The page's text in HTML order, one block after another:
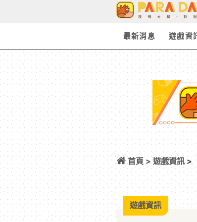
最新消息 遊戲資
首頁 >遊戲資訊 >
包，30 週
遊戲資訊